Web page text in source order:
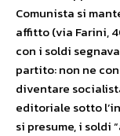
Comunista si
affitto (via Farini,
con i soldi
partito: non ne
diventare
editoriale sotto
si presume, i soldi